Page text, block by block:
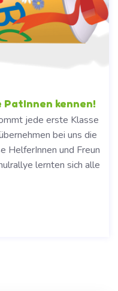
kennen!
jede erste Klasse
bei uns die
HelferInnen und Freun
lernten sich alle